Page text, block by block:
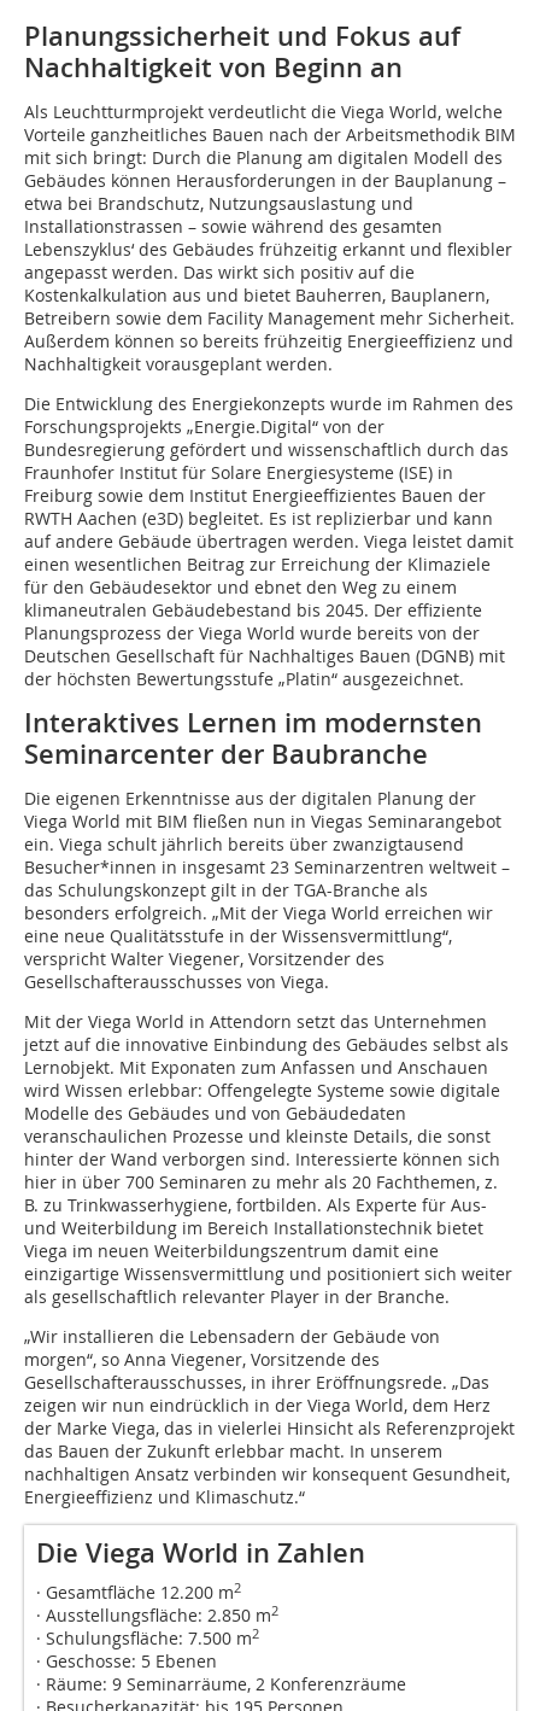
Planungssicherheit und Fokus auf
Nachhaltigkeit von Beginn an
Als Leuchtturmprojekt verdeutlicht die Viega World, welche
Vorteile ganzheitliches Bauen nach der Arbeitsmethodik BIM
mit sich bringt: Durch die Planung am digitalen Modell des
Gebäudes können Herausforderungen in der Bauplanung –
etwa bei Brandschutz, Nutzungsauslastung und
Installationstrassen – sowie während des gesamten
Lebenszyklus‘ des Gebäudes frühzeitig erkannt und flexibler
angepasst werden. Das wirkt sich positiv auf die
Kostenkalkulation aus und bietet Bauherren, Bauplanern,
Betreibern sowie dem Facility Management mehr Sicherheit.
Außerdem können so bereits frühzeitig Energieeffizienz und
Nachhaltigkeit vorausgeplant werden.
Die Entwicklung des Energiekonzepts wurde im Rahmen des
Forschungsprojekts „Energie.Digital“ von der
Bundesregierung gefördert und wissenschaftlich durch das
Fraunhofer Institut für Solare Energiesysteme (ISE) in
Freiburg sowie dem Institut Energieeffizientes Bauen der
RWTH Aachen (e3D) begleitet. Es ist replizierbar und kann
auf andere Gebäude übertragen werden. Viega leistet damit
einen wesentlichen Beitrag zur Erreichung der Klimaziele
für den Gebäudesektor und ebnet den Weg zu einem
klimaneutralen Gebäudebestand bis 2045. Der effiziente
Planungsprozess der Viega World wurde bereits von der
Deutschen Gesellschaft für Nachhaltiges Bauen (DGNB) mit
der höchsten Bewertungsstufe „Platin“ ausgezeichnet.
Interaktives Lernen im modernsten
Seminarcenter der Baubranche
Die eigenen Erkenntnisse aus der digitalen Planung der
Viega World mit BIM fließen nun in Viegas Seminarangebot
ein. Viega schult jährlich bereits über zwanzigtausend
Besucher*innen in insgesamt 23 Seminarzentren weltweit –
das Schulungskonzept gilt in der TGA-Branche als
besonders erfolgreich. „Mit der Viega World erreichen wir
eine neue Qualitätsstufe in der Wissensvermittlung“,
verspricht Walter Viegener, Vorsitzender des
Gesellschafterausschusses von Viega.
Mit der Viega World in Attendorn setzt das Unternehmen
jetzt auf die innovative Einbindung des Gebäudes selbst als
Lernobjekt. Mit Exponaten zum Anfassen und Anschauen
wird Wissen erlebbar: Offengelegte Systeme sowie digitale
Modelle des Gebäudes und von Gebäudedaten
veranschaulichen Prozesse und kleinste Details, die sonst
hinter der Wand verborgen sind. Interessierte können sich
hier in über 700 Seminaren zu mehr als 20 Fachthemen, z.
B. zu Trinkwasserhygiene, fortbilden. Als Experte für Aus-
und Weiterbildung im Bereich Installationstechnik bietet
Viega im neuen Weiterbildungszentrum damit eine
einzigartige Wissensvermittlung und positioniert sich weiter
als gesellschaftlich relevanter Player in der Branche.
„Wir installieren die Lebensadern der Gebäude von
morgen“, so Anna Viegener, Vorsitzende des
Gesellschafterausschusses, in ihrer Eröffnungsrede. „Das
zeigen wir nun eindrücklich in der Viega World, dem Herz
der Marke Viega, das in vielerlei Hinsicht als Referenzprojekt
das Bauen der Zukunft erlebbar macht. In unserem
nachhaltigen Ansatz verbinden wir konsequent Gesundheit,
Energieeffizienz und Klimaschutz.“
Die Viega World in Zahlen
· Gesamtfläche 12.200 m2
· Ausstellungsfläche: 2.850 m2
· Schulungsfläche: 7.500 m2
· Geschosse: 5 Ebenen
· Räume: 9 Seminarräume, 2 Konferenzräume